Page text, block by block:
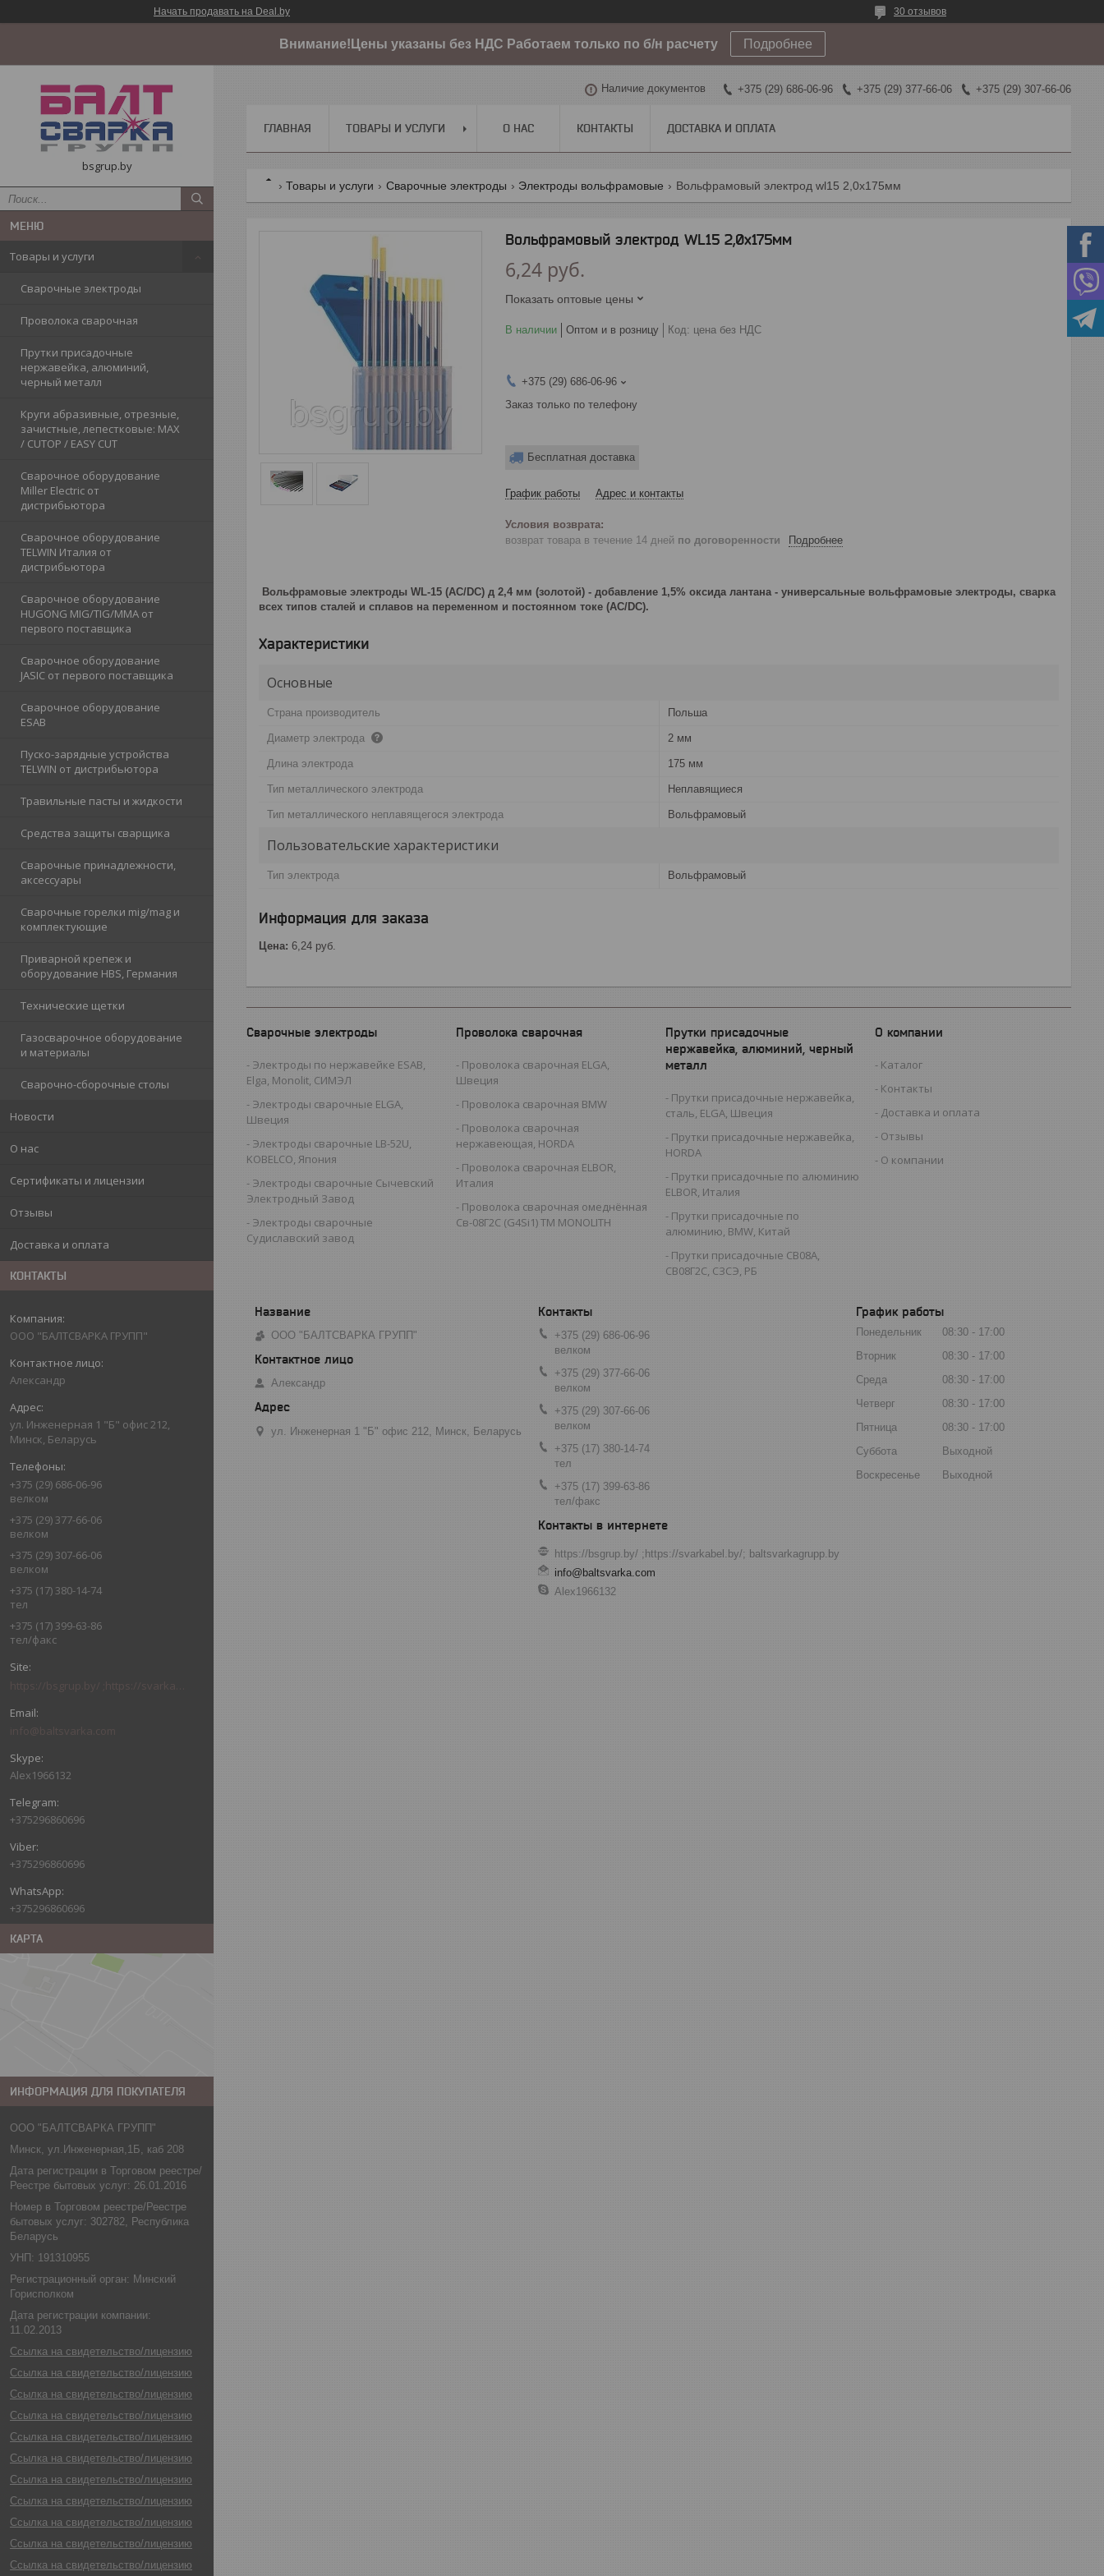
Начать продавать на Deal.by 30 отзывов
Внимание!Цены указаны без НДС Работаем только по б/н расчету Подробнее
bsgrup.by
Товары и услуги
Сварочные электроды
Проволока сварочная
Прутки присадочные
нержавейка, алюминий,
черный металл
Круги абразивные, отрезные,
зачистные, лепестковые: MAX
/ CUTOP / EASY CUT
Сварочное оборудование
Miller Electric от
дистрибьютора
Сварочное оборудование
TELWIN Италия от
дистрибьютора
Сварочное оборудование
HUGONG MIG/TIG/MMA от
первого поставщика
Сварочное оборудование
JASIC от первого поставщика
Сварочное оборудование
ESAB
Пуско-зарядные устройства
TELWIN от дистрибьютора
Травильные пасты и жидкости
Средства защиты сварщика
Сварочные принадлежности,
аксессуары
Сварочные горелки mig/mag и
комплектующие
Приварной крепеж и
оборудование HBS, Германия
Технические щетки
Газосварочное оборудование
и материалы
Сварочно-сборочные столы
Новости
О нас
Сертификаты и лицензии
Отзывы
Доставка и оплата
КОНТАКТЫ
ООО "БАЛТСВАРКА ГРУПП"
Александр
ул. Инженерная 1 "Б" офис 212,
Минск, Беларусь
+375 (29) 686-06-96
велком
+375 (29) 377-66-06
велком
+375 (29) 307-66-06
велком
+375 (17) 380-14-74
тел
+375 (17) 399-63-86
тел/факс
info@baltsvarka.com
Alex1966132
+375296860696
+375296860696
+375296860696
КАРТА
ИНФОРМАЦИЯ ДЛЯ ПОКУПАТЕЛЯ
ООО "БАЛТСВАРКА ГРУПП"
Минск, ул.Инженерная,1Б, каб 208
Дата регистрации в Торговом реестре/
Реестре бытовых услуг: 26.01.2016
Номер в Торговом реестре/Реестре
бытовых услуг: 302782, Республика
Беларусь
УНП: 191310955
Регистрационный орган: Минский
Горисполком
Дата регистрации компании:
11.02.2013
Ссылка на свидетельство/лицензию
Ссылка на свидетельство/лицензию
Ссылка на свидетельство/лицензию
Ссылка на свидетельство/лицензию
Ссылка на свидетельство/лицензию
Ссылка на свидетельство/лицензию
Ссылка на свидетельство/лицензию
Ссылка на свидетельство/лицензию
Ссылка на свидетельство/лицензию
Ссылка на свидетельство/лицензию
Ссылка на свидетельство/лицензию
Наличие документов +375 (29) 686-06-96 +375 (29) 377-66-06 +375 (29) 307-66-06
ГЛАВНАЯ ТОВАРЫ И УСЛУГИ О НАС КОНТАКТЫ ДОСТАВКА И ОПЛАТА
Товары и услуги Сварочные электроды Электроды вольфрамовые Вольфрамовый электрод wl15 2,0х175мм
Вольфрамовый электрод WL15 2,0х175мм
6,24 руб.
Показать оптовые цены
В наличии Оптом и в розницу Код: цена без НДС
+375 (29) 686-06-96
Заказ только по телефону
Бесплатная доставка
График работы Адрес и контакты
возврат товара в течение 14 дней по договоренности Подробнее
Вольфрамовые электроды WL-15 (AC/DC) д 2,4 мм (золотой) - добавление 1,5% оксида лантана - универсальные вольфрамовые электроды, сварка
всех типов сталей и сплавов на переменном и постоянном токе (AC/DC).
Характеристики
Основные
Страна производитель Польша
Диаметр электрода 2 мм
Длина электрода 175 мм
Тип металлического электрода Неплавящиеся
Тип металлического неплавящегося электрода Вольфрамовый
Пользовательские характеристики
Тип электрода Вольфрамовый
Информация для заказа
Цена: 6,24 руб.
Сварочные электроды
Электроды по нержавейке ESAB,
Elga, Monolit, СИМЭЛ
Электроды сварочные ELGA,
Швеция
Электроды сварочные LB-52U,
KOBELCO, Япония
Электроды сварочные Сычевский
Электродный Завод
Электроды сварочные
Судиславский завод
Проволока сварочная
Проволока сварочная ELGA,
Швеция
Проволока сварочная BMW
Проволока сварочная
нержавеющая, HORDA
Проволока сварочная ELBOR,
Италия
Проволока сварочная омеднённая
Св-08Г2С (G4Si1) TM MONOLITH
Прутки присадочные
нержавейка, алюминий, черный
металл
Прутки присадочные нержавейка,
сталь, ELGA, Швеция
Прутки присадочные нержавейка,
HORDA
Прутки присадочные по алюминию
ELBOR, Италия
Прутки присадочные по
алюминию, BMW, Китай
Прутки присадочные СВ08А,
СВ08Г2С, СЗСЭ, РБ
О компании
Каталог
Контакты
Доставка и оплата
Отзывы
О компании
ООО "БАЛТСВАРКА ГРУПП"
Александр
ул. Инженерная 1 "Б" офис 212, Минск, Беларусь
+375 (29) 686-06-96
велком
+375 (29) 377-66-06
велком
+375 (29) 307-66-06
велком
+375 (17) 380-14-74
тел
+375 (17) 399-63-86
тел/факс
https://bsgrup.by/ ;https://svarkabel.by/; baltsvarkagrupp.by
info@baltsvarka.com
Alex1966132
График работы
Понедельник 08:30
17:00
Вторник
08:30
17:00
Среда
08:30
17:00
Четверг
08:30
17:00
Пятница
08:30
17:00
Суббота
Выходной
Воскресенье
Выходной